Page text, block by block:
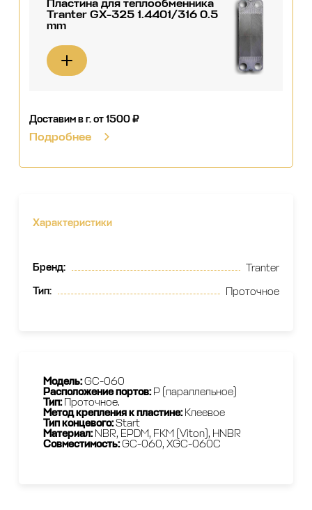
Пластина для теплообменника
Tranter GX-325 1.4401/316 0.5
mm
Доставим в г.от 1500 ₽
Подробнее
Характеристики
Бренд: Tranter
Тип: Проточное
Модель:GC-060
Расположение портов:P (параллельное)
Тип:Проточное.
Метод крепления к пластине:Клеевое
Тип концевого:Start
Материал:NBR, EPDM, FKM (Viton), HNBR
Совместимость:GС-060, XGC-060C